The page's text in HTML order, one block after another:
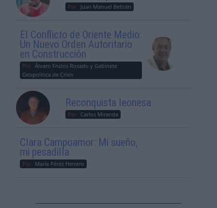
Por Juan Manuel Beltrán
El Conflicto de Oriente Medio:
Un Nuevo Orden Autoritario
en Construcción
Por Álvaro Frutos Rosado y Gabinete
Geopolítica de Crisis
Reconquista leonesa
Por Carlos Miranda
Clara Campoamor: Mi sueño,
mi pesadilla
Por María Pérez Herrero